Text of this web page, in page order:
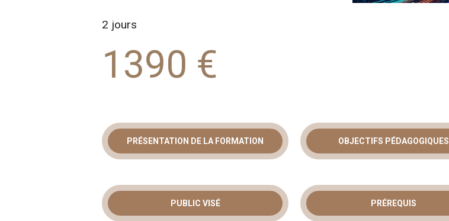
2 jours
1390 €
FORMATION DOMAIN
DRIVEN DESIGN :
PRÉSENTATION DE LA FORMATION OBJECTIFS PÉDAGOGIQUES
PUBLIC VISÉ PRÉREQUIS